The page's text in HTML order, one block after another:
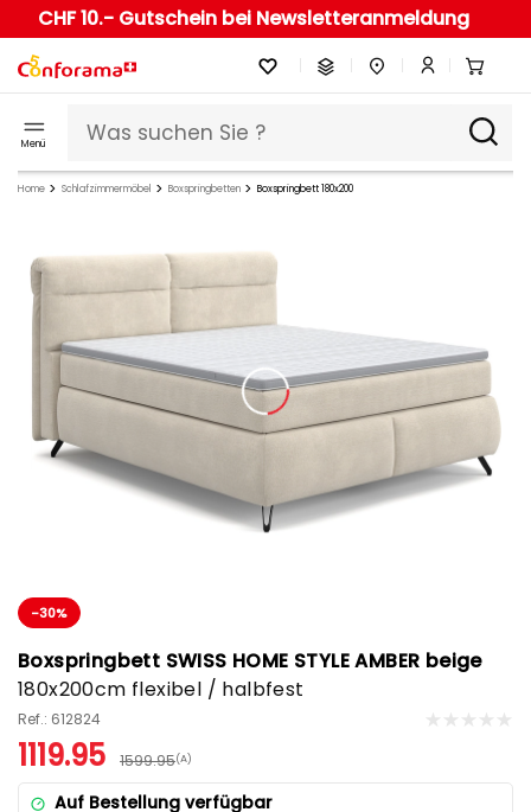
CHF 10.- Gutschein bei Newsletteranmeldung
Menü
Home Schlafzimmermöbel Boxspringbetten Boxspringbett 180x200
-30%
Boxspringbett SWISS HOME STYLE AMBER beige
180x200cm flexibel / halbfest
Ref.: 612824
1119.95 1599.95(A)
Auf Bestellung verfügbar